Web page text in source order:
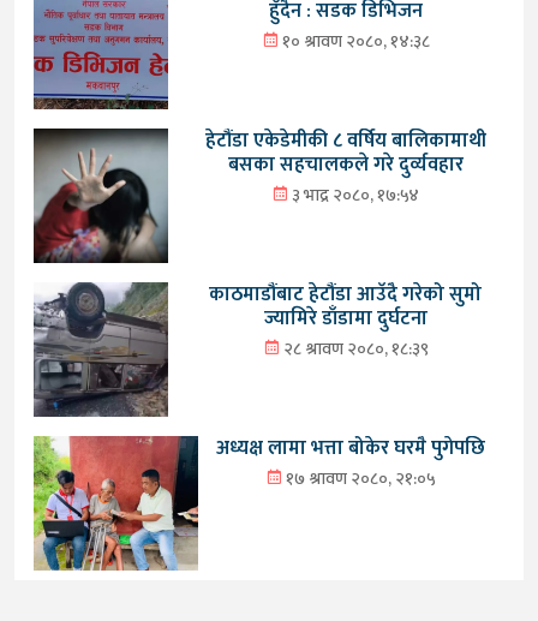
हुँदैन : सडक डिभिजन
१० श्रावण २०८०, १४:३८
हेटौंडा एकेडेमीकी ८ वर्षिय बालिकामाथी
बसका सहचालकले गरे दुर्व्यवहार
३ भाद्र २०८०, १७:५४
काठमाडौंबाट हेटौंडा आउँदै गरेको सुमो
ज्यामिरे डाँडामा दुर्घटना
२८ श्रावण २०८०, १८:३९
अध्यक्ष लामा भत्ता बोकेर घरमै पुगेपछि
१७ श्रावण २०८०, २१:०५